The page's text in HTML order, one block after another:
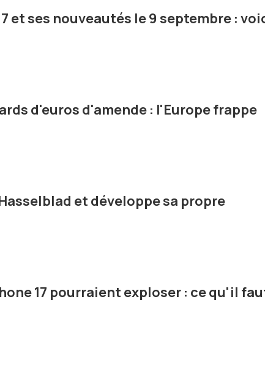
et ses nouveautés le 9 septembre :
d'euros d'amende : l'Europe frappe
et développe sa propre
17 pourraient exploser : ce qu'il